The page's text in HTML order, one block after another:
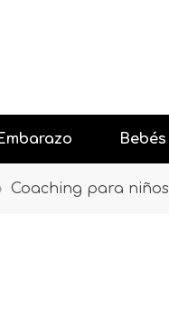
Bebés
Coaching para niños